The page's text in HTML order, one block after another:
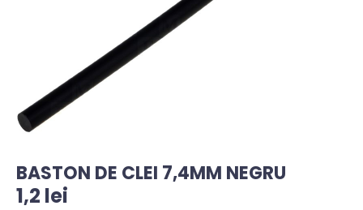
BASTON DE CLEI 7,4MM NEGRU
1,2 lei